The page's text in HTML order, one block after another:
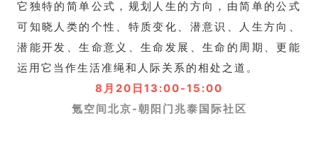
它独特的简单公式，规划人生的方向，由简单的公式
可知晓人类的个性、特质变化、潜意识、人生方向、
潜能开发、生命意义、生命发展、生命的周期、更能
运用它当作生活准绳和人际关系的相处之道。
8月20日13:00-15:00
氪空间北京-朝阳门兆泰国际社区